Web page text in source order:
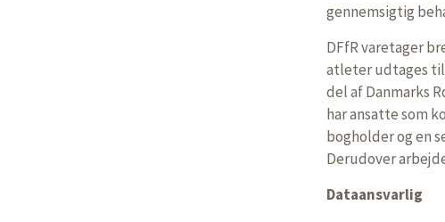
gennemsigtig
DFfR varetager
atleter udtages til
del af Danmarks
har ansatte som
bogholder og en
Derudover
Dataansvarlig